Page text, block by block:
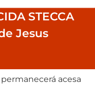
STECCA
Jesus
acesa